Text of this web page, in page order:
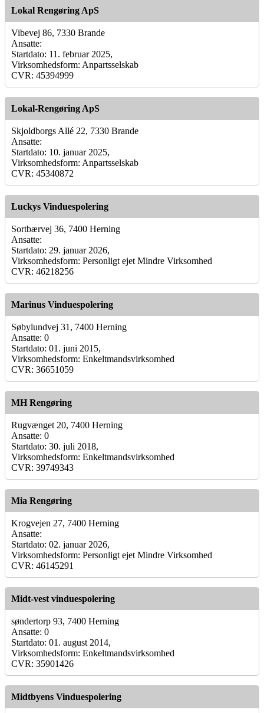
Lokal Rengøring ApS
Vibevej 86, 7330 Brande
Ansatte:
Startdato: 11. februar 2025,
Virksomhedsform: Anpartsselskab
CVR: 45394999
Lokal-Rengøring ApS
Skjoldborgs Allé 22, 7330 Brande
Ansatte:
Startdato: 10. januar 2025,
Virksomhedsform: Anpartsselskab
CVR: 45340872
Luckys Vinduespolering
Sortbærvej 36, 7400 Herning
Ansatte:
Startdato: 29. januar 2026,
Virksomhedsform: Personligt ejet Mindre Virksomhed
CVR: 46218256
Marinus Vinduespolering
Søbylundvej 31, 7400 Herning
Ansatte: 0
Startdato: 01. juni 2015,
Virksomhedsform: Enkeltmandsvirksomhed
CVR: 36651059
MH Rengøring
Rugvænget 20, 7400 Herning
Ansatte: 0
Startdato: 30. juli 2018,
Virksomhedsform: Enkeltmandsvirksomhed
CVR: 39749343
Mia Rengøring
Krogvejen 27, 7400 Herning
Ansatte:
Startdato: 02. januar 2026,
Virksomhedsform: Personligt ejet Mindre Virksomhed
CVR: 46145291
Midt-vest vinduespolering
søndertorp 93, 7400 Herning
Ansatte: 0
Startdato: 01. august 2014,
Virksomhedsform: Enkeltmandsvirksomhed
CVR: 35901426
Midtbyens Vinduespolering